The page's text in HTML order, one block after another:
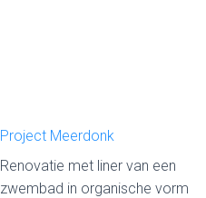
Project Meerdonk
Renovatie met liner van een
zwembad in organische vorm